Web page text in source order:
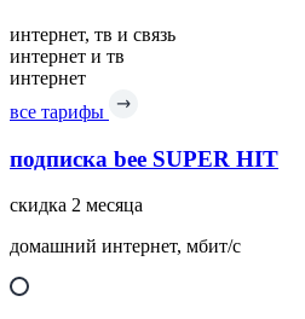
интернет, тв и связь
интернет и тв
интернет
все тарифы
подписка bee SUPER HIT
скидка 2 месяца
домашний интернет, мбит/с